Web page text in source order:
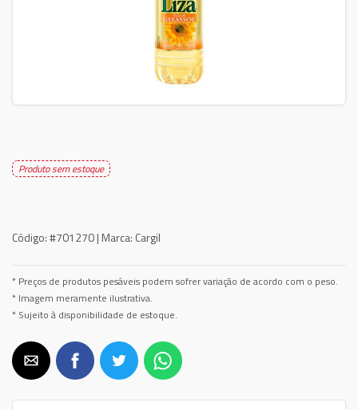
Produto sem estoque
Código:#701270 | Marca: Cargil
* Preços de produtos pesáveis podem sofrer variação de acordo com o peso.
* Imagem meramente ilustrativa.
* Sujeito à disponibilidade de estoque.